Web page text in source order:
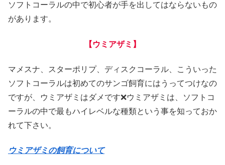
ソフトコーラルの中で初心者が手を出してはならないもの
があります。
【ウミアザミ】
マメスナ、スターポリプ、ディスクコーラル、こういった
ソフトコーラルは初めてのサンゴ飼育にはうってつけなの
ですが、ウミアザミはダメです❌ウミアザミは、ソフトコ
ーラルの中で最もハイレベルな種類という事を知っておか
れて下さい。
ウミアザミの飼育について